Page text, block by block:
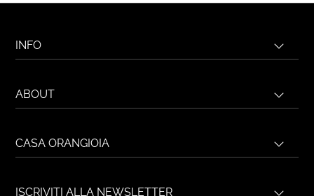
INFO
ABOUT
CASA ORANGIOIA
ISCRIVITI ALLA NEWSLETTER